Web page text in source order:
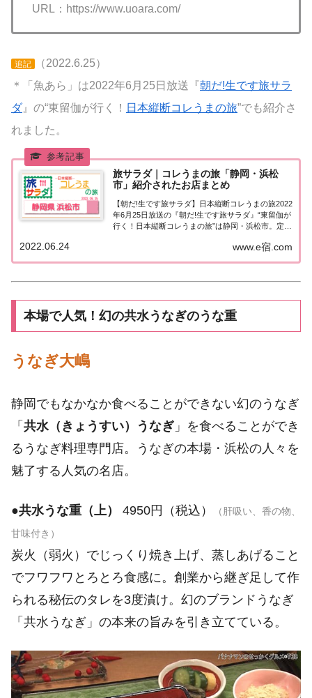
URL：https://www.uoara.com/
追記
（2022.6.25）
＊「魚あら」は2022年6月25日放送『朝だ!生です旅サラ
ダ』の“東留伽が行く！ 日本縦断コレうまの旅”でも紹介さ
れました。
旅サラダ｜コレうまの旅「静岡・浜松
市」紹介されたお店まとめ
【朝だ!生です旅サラダ】日本縦断コレうまの旅2022
年6月25日放送の『朝だ!生です旅サラダ』“東留伽が
行く！日本縦断コレうまの旅”は静岡・浜松市。定番
お鍋まで！紹介されたお店はこちら！コレうまの旅
www.e宿.com
2022.06.24
本場で人気！幻の共水うなぎのうな重
うなぎ大嶋
静岡でもなかなか食べることができない幻のうなぎ
「 共水（きょうすい）うなぎ 」を食べることができ
るうなぎ料理専門店。うなぎの本場・浜松の人々を
魅了する人気の名店。
●共水うな重（上） 4950円（税込）
（肝吸い、香の物、
甘味付き）
炭火（弱火）でじっくり焼き上げ、蒸しあげること
でフワフワとろとろ食感に。創業から継ぎ足して作
られる秘伝のタレを3度漬け。幻のブランドうなぎ
「共水うなぎ」の本来の旨みを引き立てている。